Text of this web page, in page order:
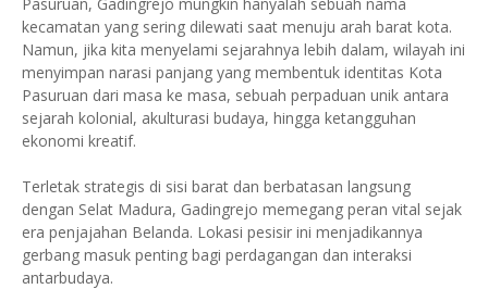
kecamatan yang sering dilewati saat menuju arah barat kota.
Namun, jika kita menyelami sejarahnya lebih dalam, wilayah ini
menyimpan narasi panjang yang membentuk identitas Kota
Pasuruan dari masa ke masa, sebuah perpaduan unik antara
sejarah kolonial, akulturasi budaya, hingga ketangguhan
ekonomi kreatif.
Terletak strategis di sisi barat dan berbatasan langsung
dengan Selat Madura, Gadingrejo memegang peran vital sejak
era penjajahan Belanda. Lokasi pesisir ini menjadikannya
gerbang masuk penting bagi perdagangan dan interaksi
antarbudaya.